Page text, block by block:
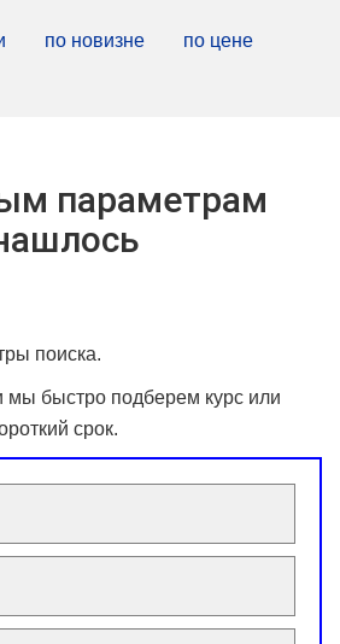
по новизне по цене
параметрам
поиска.
мы быстро подберем курс или
срок.